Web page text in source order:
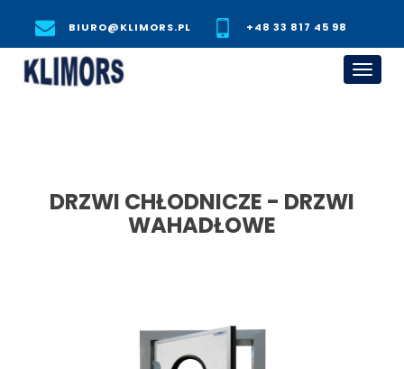
BIURO@KLIMORS.PL +48 33 817 45 98
DRZWI CHŁODNICZE - DRZWI
WAHADŁOWE